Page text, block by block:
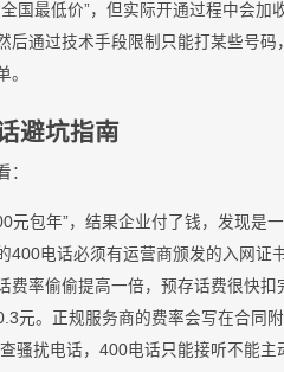
国最低价”，但实际开通过程中会加
后通过技术手段限制只能打某些号
。
避坑指南
：
元包年”，结果企业付了钱，发现是
400电话必须有运营商颁发的入网证
费率偷偷提高一倍，预存话费很快
元。正规服务商的费率会写在合同附
骚扰电话，400电话只能接听不能